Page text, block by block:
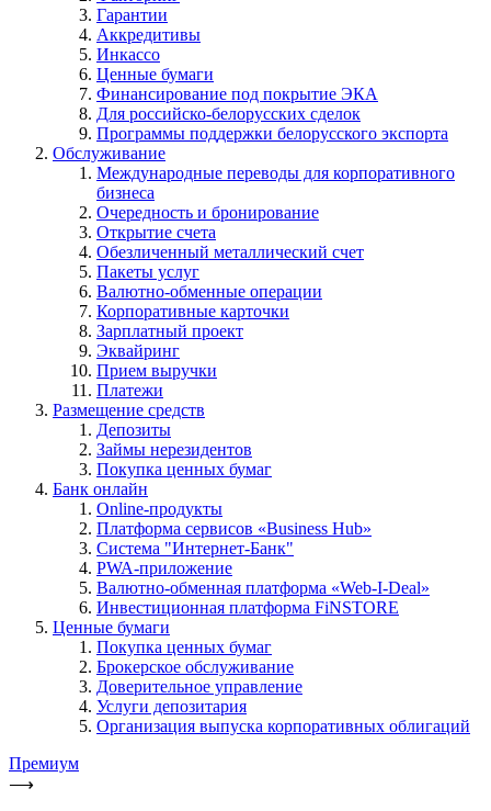
Гарантии
Аккредитивы
Инкассо
Ценные бумаги
Финансирование под покрытие ЭКА
Для российско-белорусских сделок
Программы поддержки белорусского экспорта
Обслуживание
Международные переводы для корпоративного
бизнеса
Очередность и бронирование
Открытие счета
Обезличенный металлический счет
Пакеты услуг
Валютно-обменные операции
Корпоративные карточки
Зарплатный проект
Эквайринг
Прием выручки
Платежи
Размещение средств
Депозиты
Займы нерезидентов
Покупка ценных бумаг
Банк онлайн
Online-продукты
Платформа сервисов «Business Hub»
Система "Интернет-Банк"
PWA-приложение
Валютно-обменная платформа «Web-I-Deal»
Инвестиционная платформа FiNSTORE
Ценные бумаги
Покупка ценных бумаг
Брокерское обслуживание
Доверительное управление
Услуги депозитария
Организация выпуска корпоративных облигаций
Премиум
⟶